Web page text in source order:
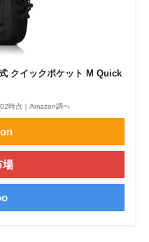
クイックポケット M Quick
時点｜Amazon調べ
場